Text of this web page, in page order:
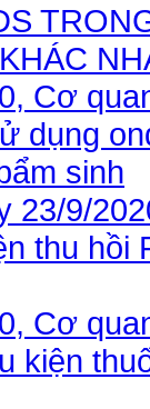
Cơ
dụng
sinh
23/9/
thu hồi
Cơ
kiện